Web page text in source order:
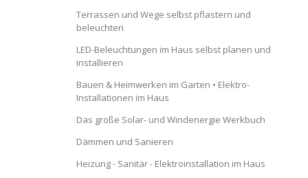
Terrassen und Wege selbst pflastern und
beleuchten
LED-Beleuchtungen im Haus selbst planen und
installieren
Bauen & Heimwerken im Garten • Elektro-
Installationen im Haus
Das große Solar- und Windenergie Werkbuch
Dämmen und Sanieren
Heizung - Sanitär - Elektroinstallation im Haus